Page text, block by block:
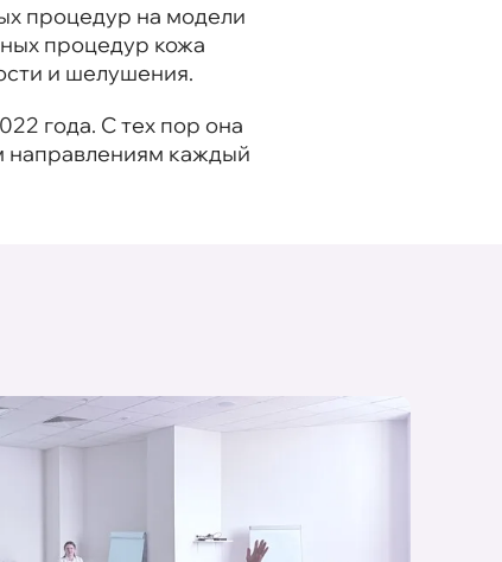
процедур на модели
процедур кожа
и шелушения.
года. С тех пор она
направлениям каждый